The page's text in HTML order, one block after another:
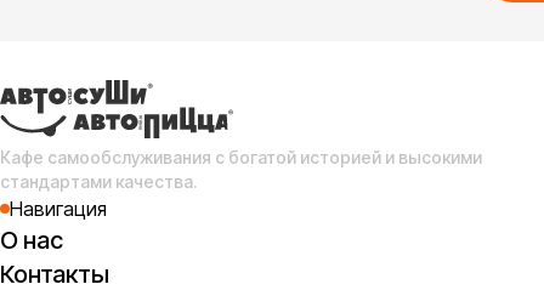
Кафе самообслуживания с богатой историей и высокими
стандартами качества.
Навигация
О нас
Контакты